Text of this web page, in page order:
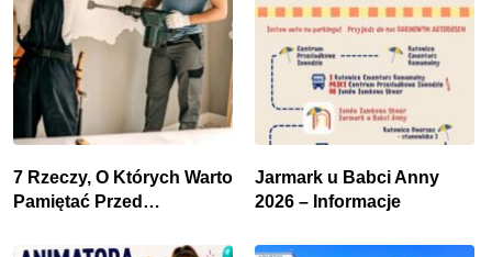
7 Rzeczy, O Których Warto
Pamiętać Przed
Jarmark u Babci Anny
2026 – Informacje